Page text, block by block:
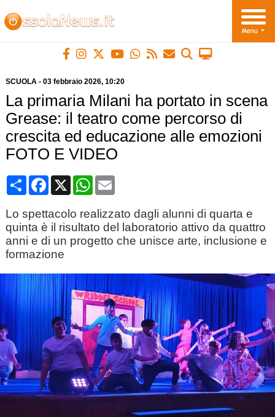
SCUOLA- 03 febbraio 2026, 10:20
La primaria Milani ha portato in scena
Grease: il teatro come percorso di
crescita ed educazione alle emozioni
FOTO E VIDEO
CondividiFacebook
X WhatsApp
Email
Lo spettacolo realizzato dagli alunni di quarta e
quinta è il risultato del laboratorio attivo da quattro
anni e di un progetto che unisce arte, inclusione e
formazione